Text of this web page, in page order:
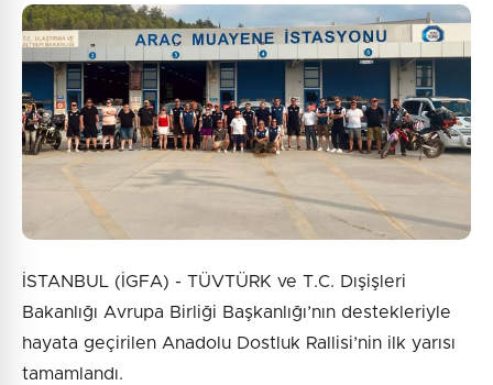
İSTANBUL (İGFA) - TÜVTÜRK ve T.C. Dışişleri
Bakanlığı Avrupa Birliği Başkanlığı’nın destekleriyle
hayata geçirilen Anadolu Dostluk Rallisi’nin ilk yarısı
tamamlandı.